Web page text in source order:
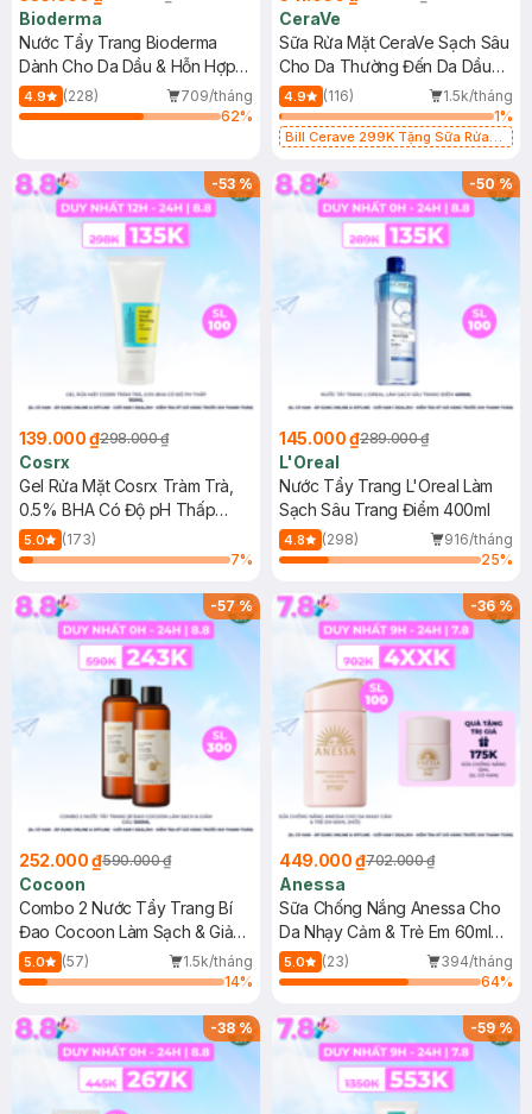
Bioderma
Nước Tẩy Trang Bioderma
Dành Cho Da Dầu & Hỗn Hợp
500ml
4.9 (228)
709/tháng
62%
CeraVe
Sữa Rửa Mặt CeraVe Sạch Sâu
Cho Da Thường Đến Da Dầu
473ml
4.9 (116)
1.5k/tháng
1%
Bill Cerave 299K Tặng Sữa Rửa
-53%
139.000 ₫298.000 ₫
Cosrx
Gel Rửa Mặt Cosrx Tràm Trà,
0.5% BHA Có Độ pH Thấp
150ml
5.0
(173)
7%
-50%
145.000 ₫289.000 ₫
L'Oreal
Nước Tẩy Trang L'Oreal Làm
Sạch Sâu Trang Điểm 400ml
4.8 (298)
916/tháng
25%
-57%
252.000 ₫590.000 ₫
Cocoon
Combo 2 Nước Tẩy Trang Bí
Đao Cocoon Làm Sạch & Giảm
Dầu 500ml
5.0 (57)
1.5k/tháng
14%
-36%
449.000 ₫702.000 ₫
Anessa
Sữa Chống Nắng Anessa Cho
Da Nhạy Cảm & Trẻ Em 60ml
(Mới)
5.0 (23)
394/tháng
64%
-38% -59%